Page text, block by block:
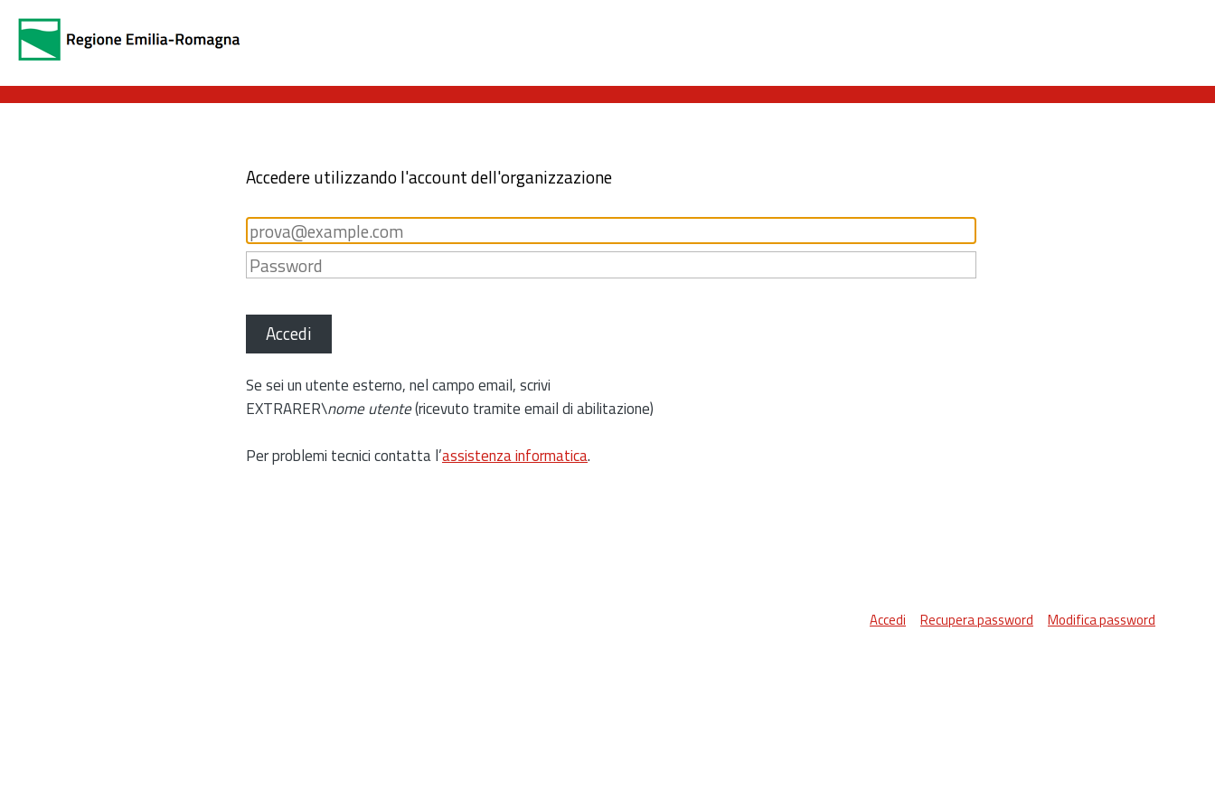
Accedere utilizzando l'account dell'organizzazione
Accedi
Se sei un utente esterno, nel campo email, scrivi
EXTRARER\nome utente(ricevuto tramite email di abilitazione)
Per problemi tecnici contatta l’assistenza informatica.
Accedi Recupera password Modifica password